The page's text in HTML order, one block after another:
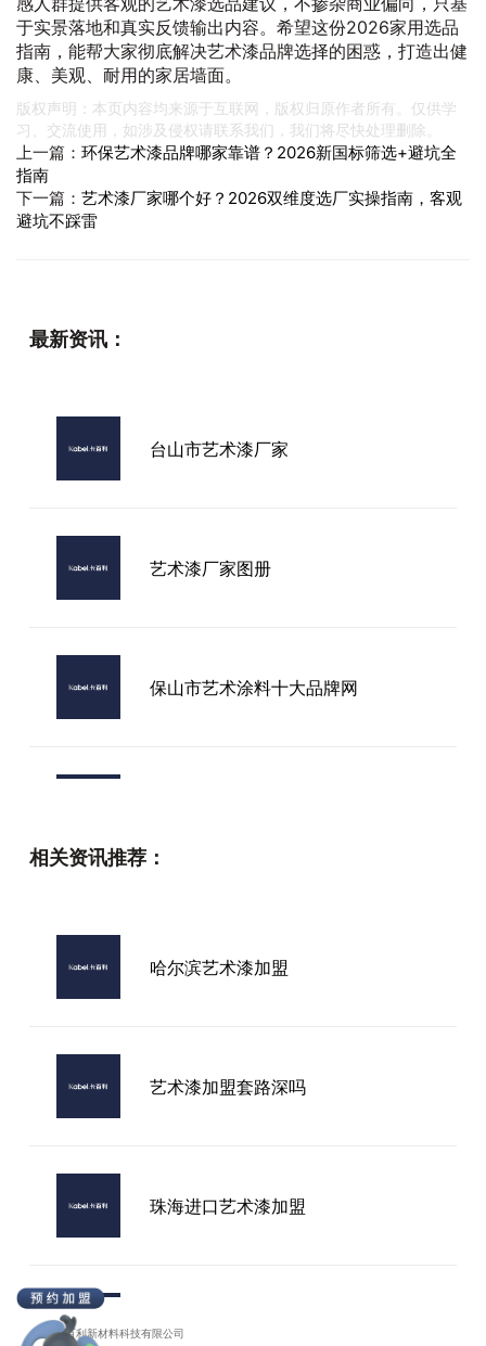
于实景落地和真实反馈输出内容。希望这份2026家用选品
指南，能帮大家彻底解决艺术漆品牌选择的困惑，打造出健
康、美观、耐用的家居墙面。
版权声明：本页内容均来源于互联网，版权归原作者所有。仅供学
习、交流使用，如涉及侵权请联系我们，我们将尽快处理删除。
上一篇： 环保艺术漆品牌哪家靠谱？2026新国标筛选+避坑全
指南
下一篇： 艺术漆厂家哪个好？2026双维度选厂实操指南，客观
避坑不踩雷
最新资讯：
台山市艺术漆厂家
艺术漆厂家图册
保山市艺术涂料十大品牌网
相关资讯推荐：
哈尔滨艺术漆加盟
艺术漆加盟套路深吗
珠海进口艺术漆加盟
进口艺术漆带牌加工
广东卡百利新材料科技有限公司